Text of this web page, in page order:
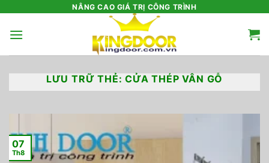
nội
NÂNG CAO GIÁ TRỊ CÔNG TRÌNH
LƯU TRỮ THẺ:CỬA THÉP VÂN GỖ
07
Th8